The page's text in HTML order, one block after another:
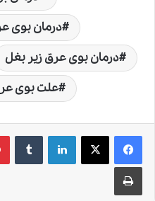
درمان بوی
درمان بوی عرق زیر بغل
علت بوی
لینکدین ‫تامبلر
چاپ